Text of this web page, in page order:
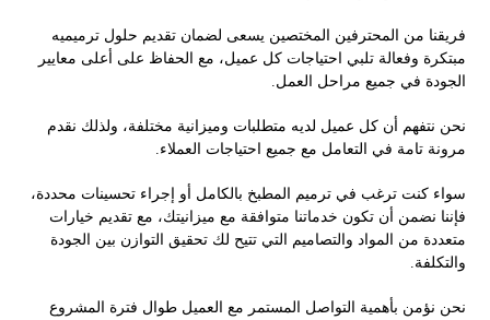
فريقنا من المحترفين المختصين يسعى لضمان تقديم حلول ترميميه
مبتكرة وفعالة تلبي احتياجات كل عميل، مع الحفاظ على أعلى معايير
الجودة في جميع مراحل العمل.
نحن نتفهم أن كل عميل لديه متطلبات وميزانية مختلفة، ولذلك نقدم
مرونة تامة في التعامل مع جميع احتياجات العملاء.
سواء كنت ترغب في ترميم المطبخ بالكامل أو إجراء تحسينات محددة،
فإننا نضمن أن تكون خدماتنا متوافقة مع ميزانيتك، مع تقديم خيارات
متعددة من المواد والتصاميم التي تتيح لك تحقيق التوازن بين الجودة
والتكلفة.
نحن نؤمن بأهمية التواصل المستمر مع العميل طوال فترة المشروع